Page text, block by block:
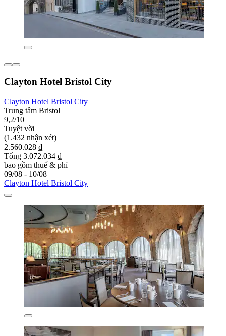
Clayton Hotel Bristol City
Clayton Hotel Bristol City
Trung tâm Bristol
9,2/10
Tuyệt vời
(1.432 nhận xét)
2.560.028 ₫
Tổng 3.072.034 ₫
bao gồm thuế & phí
09/08 - 10/08
Clayton Hotel Bristol City